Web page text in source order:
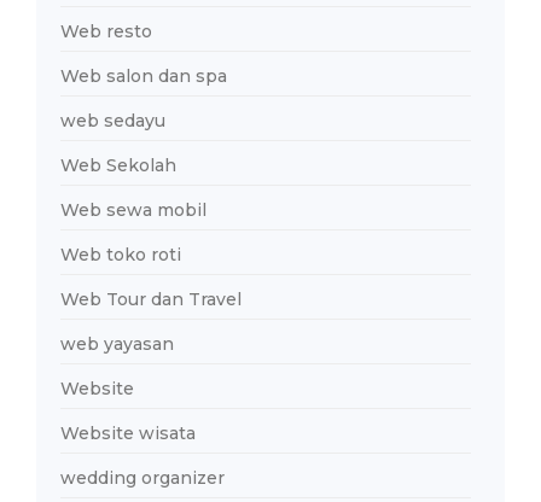
Web resto
Web salon dan spa
web sedayu
Web Sekolah
Web sewa mobil
Web toko roti
Web Tour dan Travel
web yayasan
Website
Website wisata
wedding organizer